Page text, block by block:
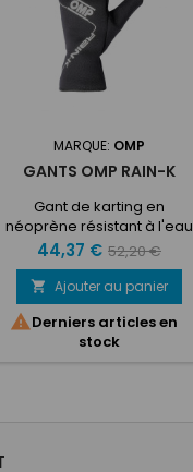
MARQUE: OMP
GANTS OMP RAIN-K
Gant de karting en
néoprène résistant à l'eau
et au vent. Paume en
néoprène avec inserts en
caoutchouc antidérapant.
Arrêt de poignet élastique.
Motif blanc au dos
Prix
44,37 € Prix
de
base
52,20 €
 Ajouter au panier
Derniers articles en
stock